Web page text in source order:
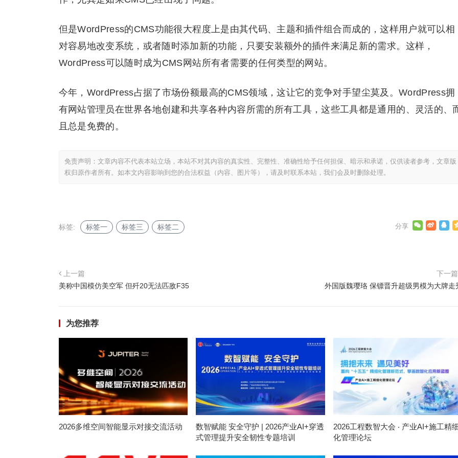
但是WordPress的CMS功能很大程度上是由其代码、主题和插件组合而成的，这样用户就可以相
对容易地改变系统，或者随时添加新的功能，只要安装额外的插件来满足新的需求。这样，
WordPress可以随时成为CMS网站所有者需要的任何类型的网站。
今年，WordPress占据了市场份额最高的CMS领域，这让它的竞争对手望尘莫及。WordPress拥
有网站管理员在世界各地创建和共享各种内容所需的所有工具，这些工具都是通用的、灵活的、
且总是免费的。
免责声明：文章内容不代表本站立场，本站不对其内容的真实性、完整性、准确性给予任何担保、暗示和承诺，仅供读者参考，文章版
权归原作者所有。如本文内容影响到您的合法权益（内容、图片等），请及时联系本站，我们会及时删除处理。
标签: 标签一 标签三 标签二
上一篇
美称中国模仿美空军 但歼20无法匹敌F35
下一
外国版魏璎珞 保镖晋升超级男模为大牌走
为您推荐
2026多维空间智能显示对接交流活动
数智赋能 安全守护 | 2026产业AI+穿透
式管理提升安全韧性专题培训
2026工程数智大会 ‧ 产业AI+施工精
化管理论坛